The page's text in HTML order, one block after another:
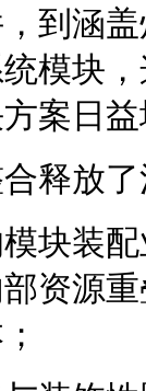
到涵
模块
案日
释放
块装
资源